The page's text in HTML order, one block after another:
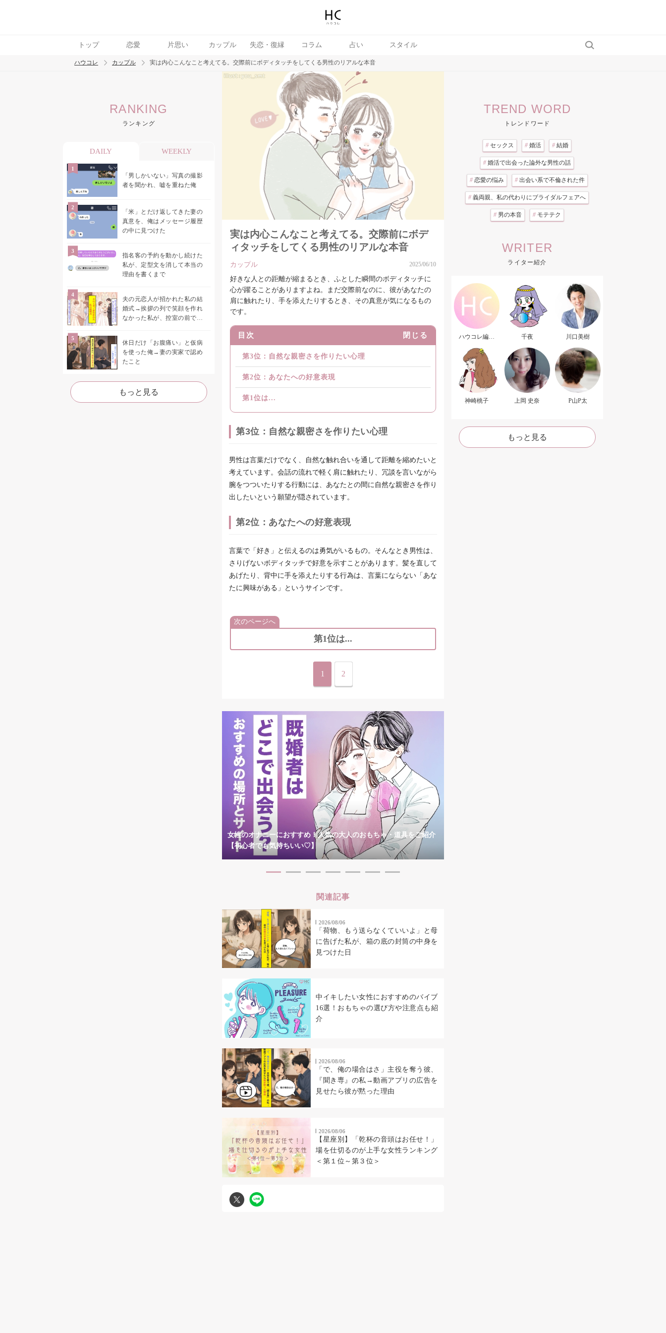
トップ 恋愛 片思い カップル 失恋・復縁 コラム 占い スタイル
トレンド ワード
ハウコレ カップル 実は内心こんなこと考えてる。交際前にボディタッチをしてくる男性のリアルな本音
RANKING
ランキング
DAILY WEEKLY
「男しかいない」写真の撮影
者を聞かれ、嘘を重ねた俺
「米」とだけ返してきた妻の
真意を、俺はメッセージ履歴
の中に見つけた
指名客の予約を動かし続けた
私が、定型文を消して本当の
理由を書くまで
夫の元恋人が招かれた私の結
婚式→挨拶の列で笑顔を作れ
なかった私が、控室の前で彼
休日だけ「お腹痛い」と仮病
を使った俺→妻の実家で認め
たこと
もっと見る
実は内心こんなこと考えてる。交際前にボデ
ィタッチをしてくる男性のリアルな本音
カップル 2025/06/10
好きな人との距離が縮まるとき、ふとした瞬間のボディタッチに
心が躍ることがありますよね。まだ交際前なのに、彼があなたの
肩に触れたり、手を添えたりするとき、その真意が気になるもの
です。
目次 閉じる
第3位：自然な親密さを作りたい心理
第2位：あなたへの好意表現
第1位は...
第3位：自然な親密さを作りたい心理
男性は言葉だけでなく、自然な触れ合いを通して距離を縮めたいと
考えています。会話の流れで軽く肩に触れたり、冗談を言いながら
腕をつついたりする行動には、あなたとの間に自然な親密さを作り
出したいという願望が隠されています。
第2位：あなたへの好意表現
言葉で「好き」と伝えるのは勇気がいるもの。そんなとき男性は、
さりげないボディタッチで好意を示すことがあります。髪を直して
あげたり、背中に手を添えたりする行為は、言葉にならない「あな
たに興味がある」というサインです。
次のページへ
第1位は...
1 2
女性のオナニーにおすすめ！人気の大人のおもちゃ・道具をご紹介
【初心者でも気持ちいい♡】
関連記事
2026/08/06
「荷物、もう送らなくていいよ」と母
に告げた私が、箱の底の封筒の中身を
見つけた日
中イキしたい女性におすすめのバイブ
16選！おもちゃの選び方や注意点も紹
介
2026/08/06
「で、俺の場合はさ」主役を奪う彼、
『聞き専』の私→動画アプリの広告を
見せたら彼が黙った理由
2026/08/06
【星座別】「乾杯の音頭はお任せ！」
場を仕切るのが上手な女性ランキング
＜第１位～第３位＞
TREND WORD
トレンドワード
# セックス # 婚活 # 結婚
# 婚活で出会った論外な男性の話
# 恋愛の悩み # 出会い系で不倫された件
# 義両親、私の代わりにブライダルフェアへ
# 男の本音 # モテテク
WRITER
ライター紹介
ハウコレ編集
千夜 川口美樹
神崎桃子 上岡 史奈 P山P太
もっと見る